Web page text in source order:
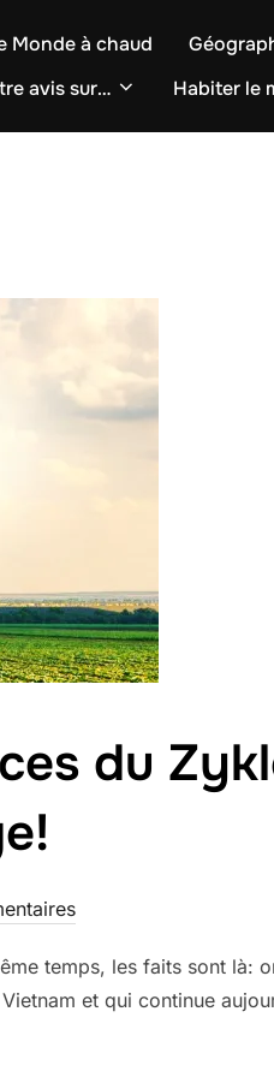
Monde à chaud
avis sur… Habiter le
du
temps, les faits sont là:
et qui continue